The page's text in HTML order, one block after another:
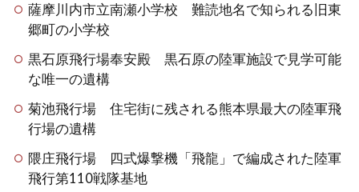
薩摩川内市立南瀬小学校 難読地名で知られる旧東
郷町の小学校
黒石原飛行場奉安殿 黒石原の陸軍施設で見学可能
な唯一の遺構
菊池飛行場 住宅街に残される熊本県最大の陸軍飛
行場の遺構
隈庄飛行場 四式爆撃機「飛龍」で編成された陸軍
飛行第110戦隊基地